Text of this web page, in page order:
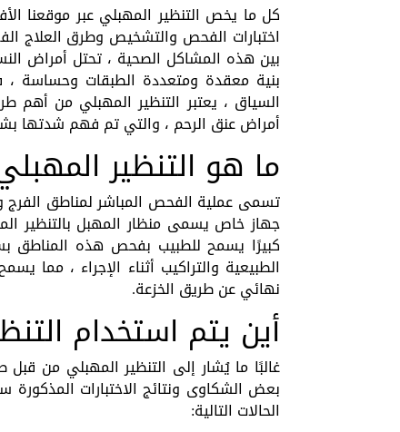
كل ما يخص التنظير المهبلي عبر موقعنا
اختبارات الفحص والتشخيص وطرق العلاج
بين هذه المشاكل الصحية ، تحتل أمراض
بنية معقدة ومتعددة الطبقات وحساسة
السياق ، يعتبر التنظير المهبلي من
أمراض عنق الرحم ، والتي تم فهم شدتها
ما هو التنظير
تسمى عملية الفحص المباشر لمناطق الفرج
جهاز خاص يسمى منظار المهبل بالتنظير
كبيرًا يسمح للطبيب بفحص هذه المناطق
الطبيعية والتراكيب أثناء الإجراء ، مما
نهائي عن طريق الخزعة.
أين يتم استخدام
غالبًا ما يُشار إلى التنظير المهبلي من
بعض الشكاوى ونتائج الاختبارات
الحالات التالية: